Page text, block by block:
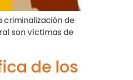
criminalización de
son víctimas de
de los